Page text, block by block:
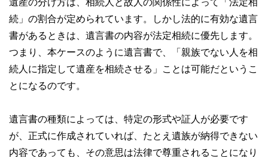
続」の割合が定められています。しかし法的に有効な遺言
書があるときは、遺言書の内容が法定相続に優先します。
つまり、本ケースのように遺言書で、「親族でない人を相
続人に指定して遺産を相続させる」ことは可能だというこ
とになるのです。
遺言書の種類によっては、特定の形式や証人が必要です
が、正式に作成されていれば、たとえ遺族が納得できない
内容であっても、その意思は法律で尊重されることになり